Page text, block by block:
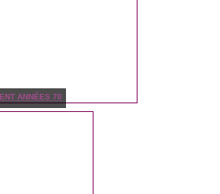
ANNÉES 70